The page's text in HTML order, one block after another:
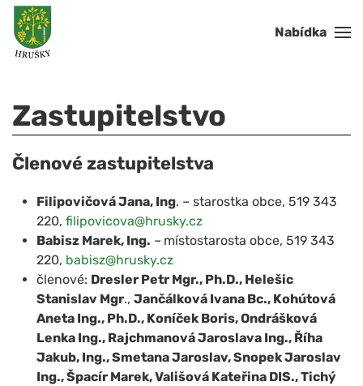
Nabídka
Zastupitelstvo
Členové zastupitelstva
Filipovičová Jana, Ing. – starostka obce, 519 343
220, filipovicova@hrusky.cz
Babisz Marek, Ing. – místostarosta obce, 519 343
220, babisz@hrusky.cz
členové: Dresler Petr Mgr., Ph.D., Helešic
Stanislav Mgr., Jančálková Ivana Bc., Kohútová
Aneta Ing., Ph.D., Koníček Boris,Ondrášková
Lenka Ing., Rajchmanová Jaroslava Ing., Říha
Jakub, Ing.,Smetana Jaroslav, Snopek Jaroslav
Ing.,Špacír Marek, Vališová Kateřina DIS.,Tichý